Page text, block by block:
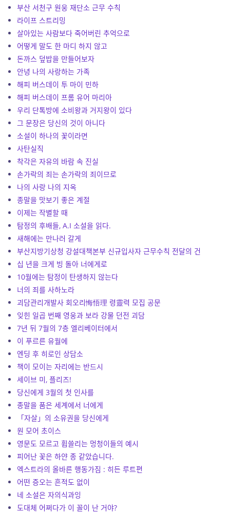
부산 서천구 원웅 재단소 근무 수칙
라이프 스트리밍
살아있는 사람보다 죽어버린 추억으로
어떻게 말도 한 마디 하지 않고
돈까스 덮밥을 만들어보자
안녕 나의 사랑하는 가족
해피 버스데이 투 마이 민하
해피 버스데이 프롬 유어 마리아
우리 단톡방에 소비왕과 거지왕이 있다
그 문장은 당신의 것이 아니다
소설이 하나의 꽃이라면
사탄실직
착각은 자유의 바람 속 진실
손가락의 죄는 손가락의 죄이므로
나의 사랑 나의 지옥
종말을 맛보기 좋은 계절
이제는 작별할 때
탐정의 후배들, A.I 소설을 읽다.
새해에는 만나러 갈게
부산지방기상청 강설대책본부 신규입사자 근무수칙 전달의 건
십 년을 크게 빙 돌아 너에게로
10월에는 탐정이 탄생하지 않는다
너의 죄를 사하노라
괴담관리개발사 회오리悔悟理 령靈력 모집 공문
잊힌 일곱 번째 영웅과 보라 강물 던전 괴담
7년 뒤 7월의 7층 엘리베이터에서
이 푸르른 유월에
엔딩 후 히로인 상담소
책이 모이는 자리에는 반드시
세이브 미, 플리즈!
당신에게 3월의 첫 인사를
종말을 품은 세계에서 너에게
「자살」의 소유권을 당신에게
원 모어 초이스
영문도 모르고 휩쓸리는 멍청이들의 예시
피어난 꽃은 하얀 종 같았습니다.
엑스트라의 올바른 행동가짐 : 히든 루트편
어떤 증오는 흔적도 없이
네 소설은 자의식과잉
도대체 어쩌다가 이 꼴이 난 거야?